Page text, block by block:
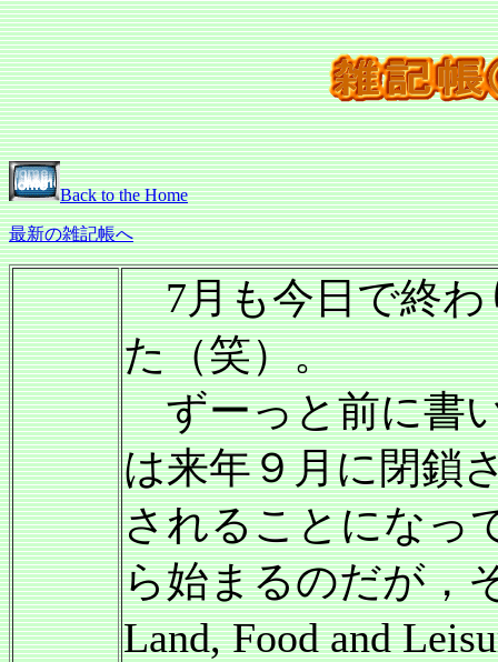
Back to the Home
最新の雑記帳へ
7月も今日で終わ
た（笑）。
ずーっと前に書
は来年９月に閉鎖
されることになっ
ら始まるのだが，
Land, Food and